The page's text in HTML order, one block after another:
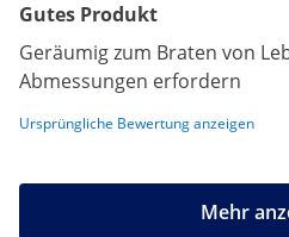
Gutes Produkt
Geräumig zum Braten von
Abmessungen erfordern
Ursprüngliche Bewertung anzeigen
Mehr